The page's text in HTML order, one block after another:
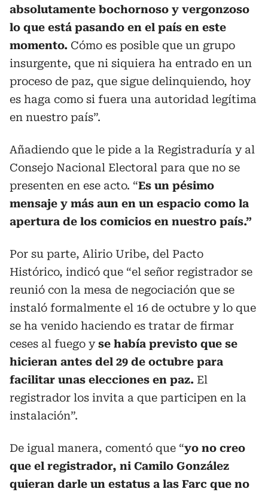
absolutamente bochornoso y vergonzoso
lo que está pasando en el país en este
momento. Cómo es posible que un grupo
insurgente, que ni siquiera ha entrado en un
proceso de paz, que sigue delinquiendo, hoy
es haga como si fuera una autoridad legítima
en nuestro país”.
Añadiendo que le pide a la Registraduría y al
Consejo Nacional Electoral para que no se
presenten en ese acto. “Es un pésimo
mensaje y más aun en un espacio como la
apertura de los comicios en nuestro país.”
Por su parte, Alirio Uribe, del Pacto
Histórico, indicó que “el señor registrador se
reunió con la mesa de negociación que se
instaló formalmente el 16 de octubre y lo que
se ha venido haciendo es tratar de firmar
ceses al fuego yse había previsto que se
hicieran antes del 29 de octubre para
facilitar unas elecciones en paz. El
registrador los invita a que participen en la
instalación”.
De igual manera, comentó que “yo no creo
que el registrador, ni Camilo González
quieran darle un estatus a las Farc que no